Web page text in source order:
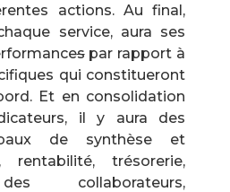
actions. Au final,
service, aura ses
spar rapport à
qui constitueront
Et en consolidation
il y aura des
de synthèse et
rentabilité, trésorerie,
collaborateurs,